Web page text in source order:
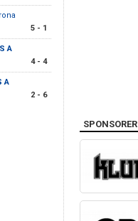
5 - 1
A
4 - 4
A
2 - 6
SPONSORER